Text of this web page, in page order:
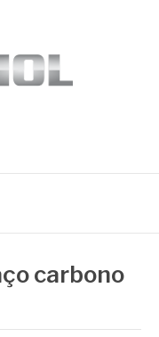
carbono